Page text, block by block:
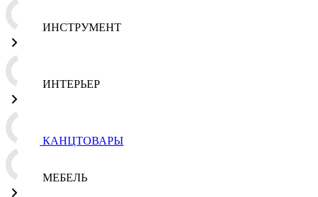
ИНСТРУМЕНТ
ИНТЕРЬЕР
КАНЦТОВАРЫ
МЕБЕЛЬ